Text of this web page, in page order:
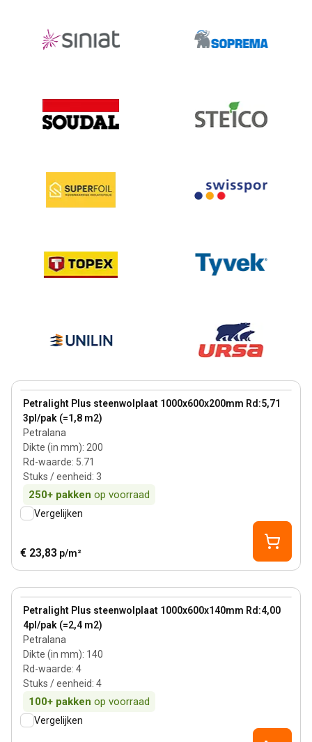
Petralight Plus steenwolplaat 1000x600x200mm Rd:5,71
3pl/pak (=1,8 m2)
Petralana
Dikte (in mm): 200
Rd-waarde: 5.71
Stuks / eenheid: 3
250+ pakken op voorraad
View product
Vergelijken
€ 23,83 p/m²
Petralight Plus steenwolplaat 1000x600x140mm Rd:4,00
4pl/pak (=2,4 m2)
Petralana
Dikte (in mm): 140
Rd-waarde: 4
Stuks / eenheid: 4
100+ pakken op voorraad
View product
Vergelijken